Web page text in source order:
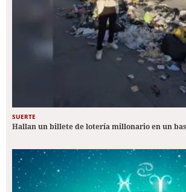
SUERTE
Hallan un billete de lotería millonario en un